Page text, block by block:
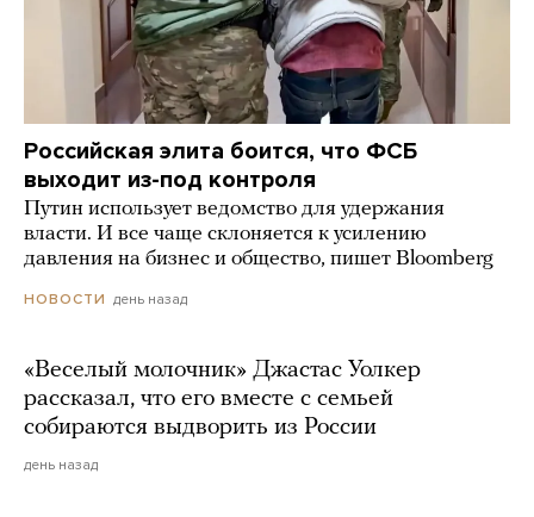
Российская элита боится, что ФСБ
выходит из-под контроля
Путин использует ведомство для удержания
власти. И все чаще склоняется к усилению
давления на бизнес и общество, пишет Bloomberg
НОВОСТИ день назад
«Веселый молочник» Джастас Уолкер
рассказал, что его вместе с семьей
собираются выдворить из России
день назад